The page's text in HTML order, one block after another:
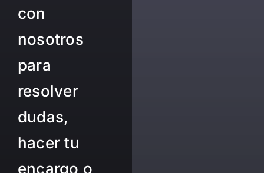
con
nosotros
para
resolver
dudas,
hacer tu
encargo o